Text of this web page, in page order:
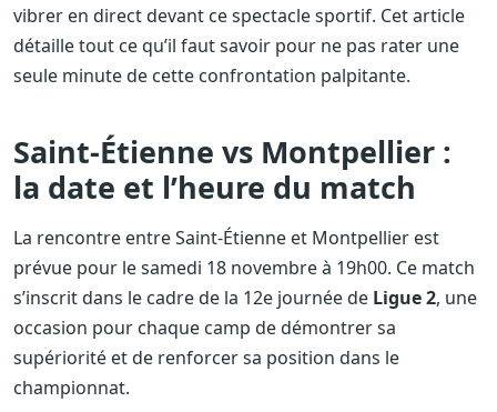
vibrer en direct devant ce spectacle sportif. Cet article
détaille tout ce qu’il faut savoir pour ne pas rater une
seule minute de cette confrontation palpitante.
Saint-Étienne vs Montpellier :
la date et l’heure du match
La rencontre entre Saint-Étienne et Montpellier est
prévue pour le samedi 18 novembre à 19h00. Ce match
s’inscrit dans le cadre de la 12e journée de Ligue 2, une
occasion pour chaque camp de démontrer sa
supériorité et de renforcer sa position dans le
championnat.